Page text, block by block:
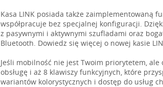
Kasa LINK posiada także zaimplementowaną
współpracuje bez specjalnej konfiguracji.
z pasywnymi i aktywnymi szufladami oraz
Bluetooth. Dowiedz się więcej o nowej kasie
Jeśli mobilność nie jest Twoim priorytetem,
obsługę i aż 8 klawiszy funkcyjnych, które
wariantów kolorystycznych i dostęp do usług